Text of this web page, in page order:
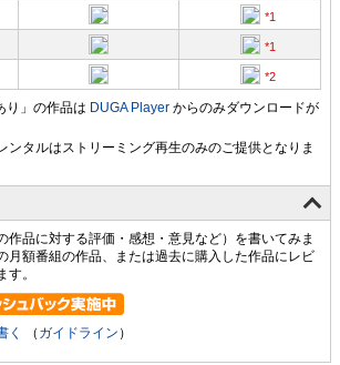
り」の作品は DUGA Player からのみダウンロードが
作品に対する評価・感想・意見など）を書いてみま
月額番組の作品、または過去に購入した作品にレビ
す。
く （ ガイドライン ）